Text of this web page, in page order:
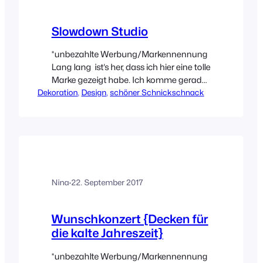
Slowdown Studio
*unbezahlte Werbung/Markennennung
Lang lang ist’s her, dass ich hier eine tolle
Marke gezeigt habe. Ich komme gerade
(haha, seit Monaten) einfach nicht so
Dekoration, Design, schöner Schnickschnack
Nina·22. September 2017
Wunschkonzert {Decken für
die kalte Jahreszeit}
*unbezahlte Werbung/Markennennung